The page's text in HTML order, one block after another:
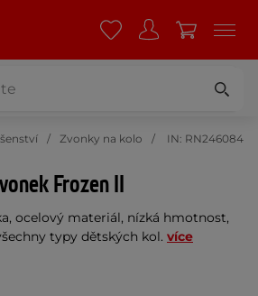
Zvonky na kolo IN: RN246084
Frozen II
ocelový materiál, nízká hmotnost,
typy dětských kol. více